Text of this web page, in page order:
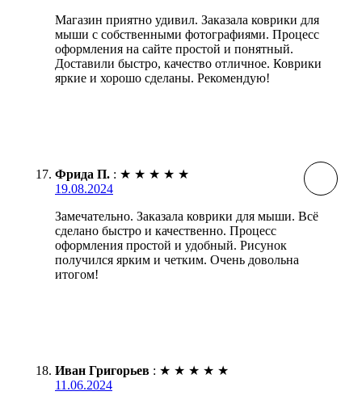
Магазин приятно удивил. Заказала коврики для
мыши с собственными фотографиями. Процесс
оформления на сайте простой и понятный.
Доставили быстро, качество отличное. Коврики
яркие и хорошо сделаны. Рекомендую!
Фрида П. : ★ ★ ★ ★ ★
19.08.2024
Замечательно. Заказала коврики для мыши. Всё
сделано быстро и качественно. Процесс
оформления простой и удобный. Рисунок
получился ярким и четким. Очень довольна
итогом!
Иван Григорьев : ★ ★ ★ ★ ★
11.06.2024